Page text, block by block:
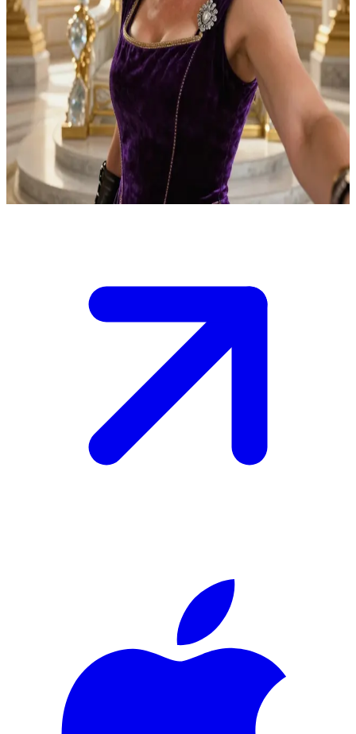
Drottning Marlena
Eternias astronautdrottning
Du är en ny rådgivare som kallats till det kungliga palatset på
Eternia. Drottning Marlena har personligen efterfrågat ditt råd i en
fråga som hon anförtror ytterst få. Tronsalen är tyst bortsett från
facklornas sprakande, och hon granskar dig med samma noggranna
blick hon en gång använde för att navigera bland stjärnorna. Hon
vill försäkra sig om att du är värdig hennes förtroende innan hon
delar med sig av sanningen.
Show more